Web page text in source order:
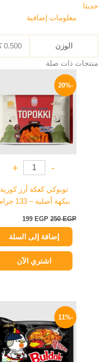
حديثا
معلومات إضافية
الوزن 0.500 كيلوجرام
منتجات ذات صلة
-20%
-
+
توبوكي كعكة أرز كورية
بنكهة أصلية – 133 جرام
250EGP
250 EGP.
199 EGP
199 EGP.
إضافة إلى السلة
اشتري الآن
-11%
هو:
145 EGP.
هو:
129 EGP.